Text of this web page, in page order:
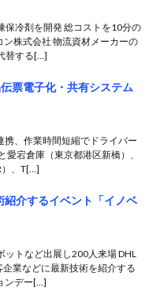
保冷剤を開発 総コストを10分の
株式会社 物流資材メーカーの
替する[…]
票電子化・共有システム
携、作業時間短縮でドライバー
愛宕倉庫（東京都港区新橋）、
）、T[…]
紹介するイベント「イノベ
ットなど出展し200人来場 DHL
業などに最新技術を紹介する
ンデー[…]